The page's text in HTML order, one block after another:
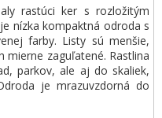
rastúci ker s rozložitým
nízka kompaktná odroda s
farby. Listy sú menšie,
zaguľatené. Rastlina
parkov, ale aj do skaliek,
je mrazuvzdorná do